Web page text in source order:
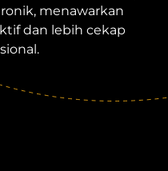
menawarkan
dan lebih cekap